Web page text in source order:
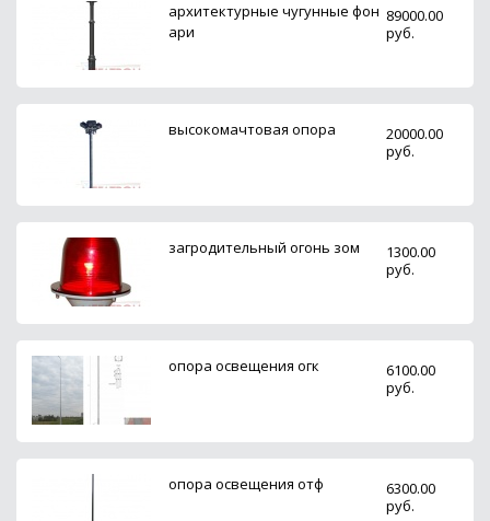
архитектурные чугунные фон
ари
89000.00
руб.
высокомачтовая опора
20000.00
руб.
загродительный огонь зом
1300.00
руб.
опора освещения огк
6100.00
руб.
опора освещения отф
6300.00
руб.